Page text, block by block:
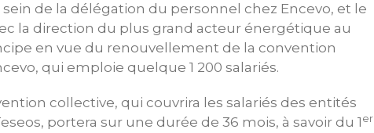
sein de la délégation du personnel chez Encevo, et le
la direction du plus grand acteur énergétique au
en vue du renouvellement de la convention
qui emploie quelque 1 200 salariés.
collective, qui couvrira les salariés des entités
portera sur une durée de 36 mois, à savoir du 1er